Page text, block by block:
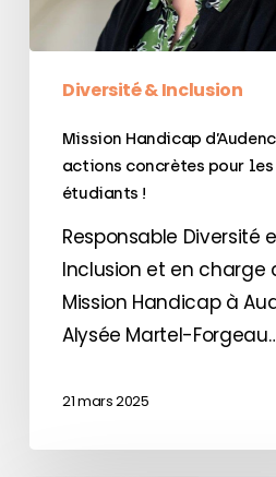
concrètes
pour
Diversité & Inclusion
Mission Handicap
actions concrètes pour les
étudiants !
Responsable Diversité
Inclusion et en charge
Mission Handicap à
Alysée Martel-
21 mars 2025